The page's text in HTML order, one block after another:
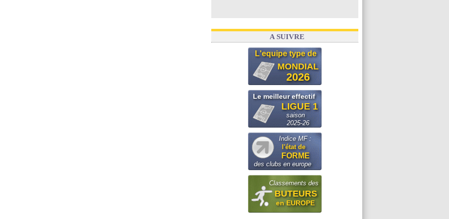
A SUIVRE
L'equipe type de
MONDIAL
2026
Le meilleur effectif
LIGUE 1
saison
2025-26
Indice MF :
l'état de
FORME
des clubs en europe
Classements des
BUTEURS
en EUROPE